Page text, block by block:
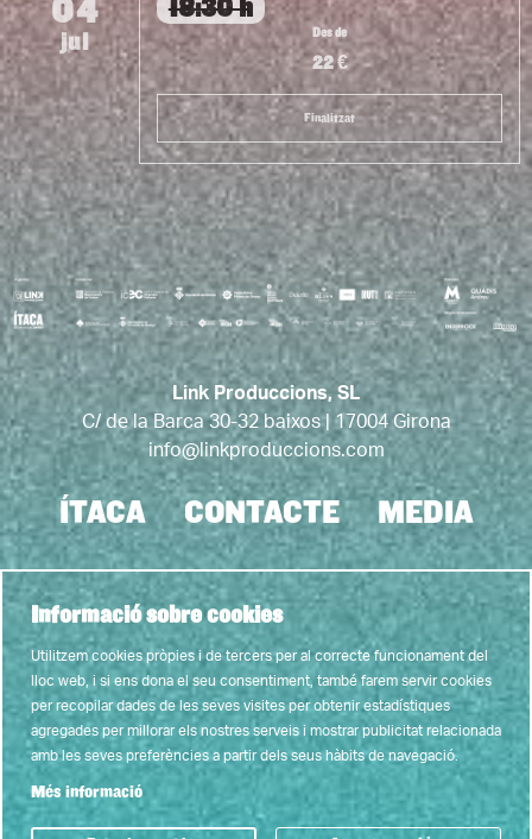
04
jul
18:30 h
Des de
22 €
Finalitzat
Link Produccions, SL
C/ de la Barca 30-32 baixos | 17004 Girona
info@linkproduccions.com
ÍTACA CONTACTE MEDIA
Link a instagram
Link a youtube
Link a twitter
Link a
Link a
AVIS LEGAL POLITICA DE PRIVACITAT
ÚS DE COOKIES
MAPA WEB
Informació sobre cookies
Utilitzem cookies pròpies i de tercers per al correcte funcionament del
lloc web, i si ens dona el seu consentiment, també farem servir cookies
per recopilar dades de les seves visites per obtenir estadístiques
agregades per millorar els nostres serveis i mostrar publicitat relacionada
amb les seves preferències a partir dels seus hàbits de navegació.
Més informació